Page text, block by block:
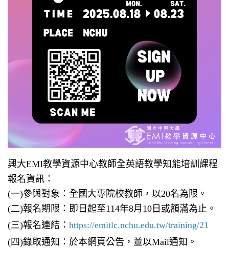
興大EMI教學資源中心教師全英語教學知能培訓課程
報名資訊：
(一)參與對象：全國大專院校教師，以20名為限。
(二)報名期限：即日起至114年8月10日或額滿為止。
(三)報名連結： https://emitlc.nchu.edu.tw/training/21
(四)錄取通知：於本網頁公告，並以Mail通知。